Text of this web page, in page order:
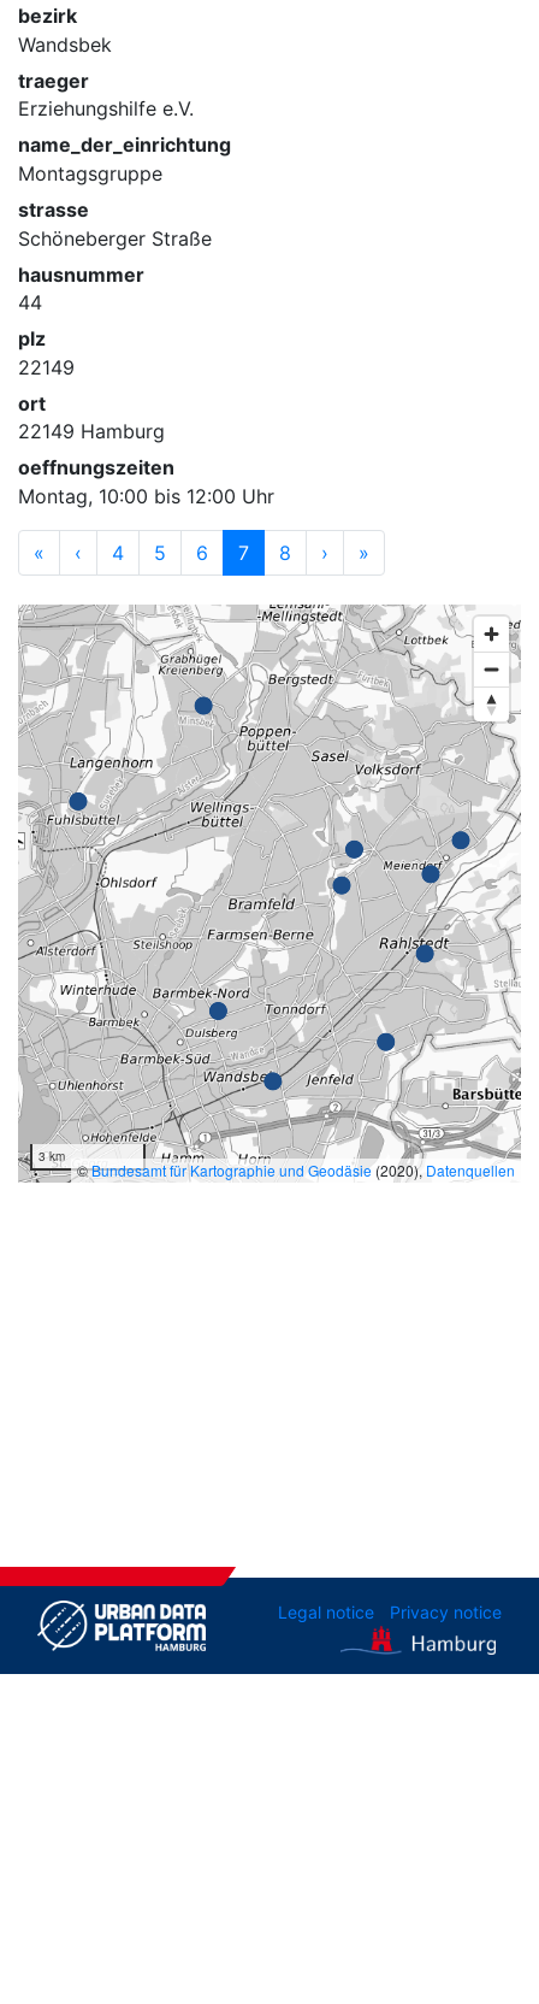
bezirk
Wandsbek
traeger
Erziehungshilfe e.V.
name_der_einrichtung
Montagsgruppe
strasse
Schöneberger Straße
hausnummer
44
plz
22149
ort
22149 Hamburg
oeffnungszeiten
Montag, 10:00 bis 12:00 Uhr
« ‹ 4 5 6 7 8 › »
3 km
©Bundesamt für Kartographie und Geodäsie(2020), Datenquellen
Legal notice Privacy notice